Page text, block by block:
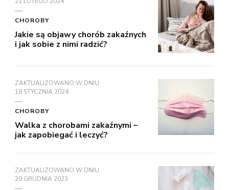
CHOROBY
Jakie są objawy chorób zakaźnych
i jak sobie z nimi radzić?
ZAKTUALIZOWANO W DNIU
18 STYCZNIA 2024
CHOROBY
Walka z chorobami zakaźnymi –
jak zapobiegać i leczyć?
ZAKTUALIZOWANO W DNIU
29 GRUDNIA 2023